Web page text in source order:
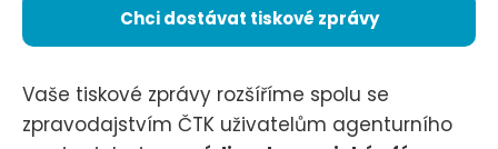
Chci dostávat tiskové zprávy
Vaše tiskové zprávy rozšíříme spolu se
zpravodajstvím ČTK uživatelům agenturního